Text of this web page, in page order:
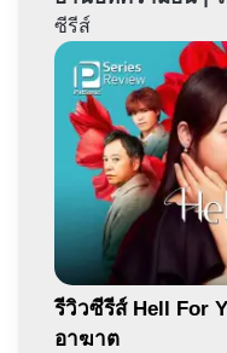
ซีรีส์
รีวิวซีรีส์ Hell For
อาฆาต